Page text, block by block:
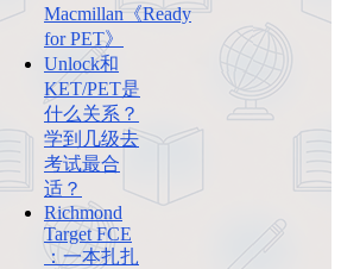
Macmillan《Ready
for PET》
Unlock和
KET/PET是
什么关系？
学到几级去
考试最合
适？
Richmond
Target FCE
：一本扎扎